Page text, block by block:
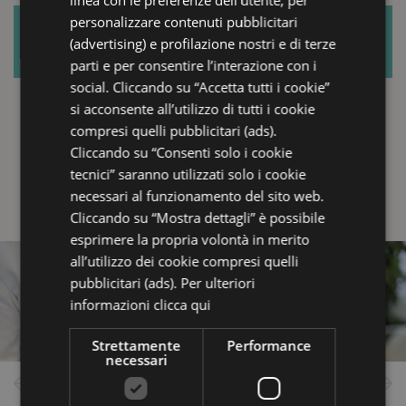
RICHIEDI UN PREVENTIVO SENZA
IMPEGNO
personalizzare contenuti pubblicitari
(advertising) e profilazione nostri e di terze
parti e per consentire l’interazione con i
social. Cliccando su “Accetta tutti i cookie”
si acconsente all’utilizzo di tutti i cookie
compresi quelli pubblicitari (ads).
Cliccando su “Consenti solo i cookie
tecnici” saranno utilizzati solo i cookie
necessari al funzionamento del sito web.
Cliccando su “Mostra dettagli” è possibile
esprimere la propria volontà in merito
all’utilizzo dei cookie compresi quelli
pubblicitari (ads). Per ulteriori
informazioni clicca qui
Strettamente
necessari
Performance